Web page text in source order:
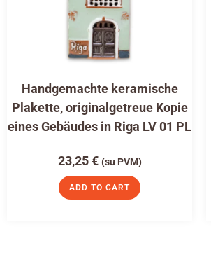
Handgemachte keramische
Plakette, originalgetreue Kopie
eines Gebäudes in Riga LV 01 PL
23,25€ (su PVM)
ADD TO CART